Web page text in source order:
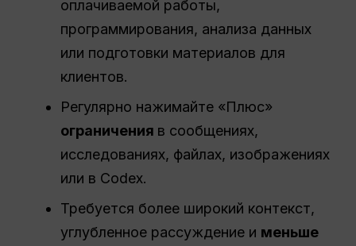
оплачиваемой работы,
программирования, анализа данных
или подготовки материалов для
клиентов.
Регулярно нажимайте «Плюс»
ограничения в сообщениях,
исследованиях, файлах, изображениях
или в Codex.
Требуется более широкий контекст,
углубленное рассуждение и меньше